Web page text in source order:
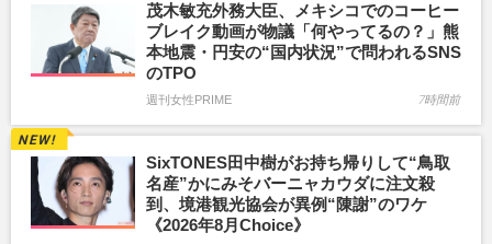
茂木敏充外務大臣、メキシコでのコーヒー
ブレイク動画が物議「何やってるの？」熊
本地震・円安の“国内状況”で問われるSNS
のTPO
週刊女性PRIME 7時間前
SixTONES田中樹がお持ち帰りして“鳥取
名産”かにみそバーニャカウダに注文殺
到、境港観光協会が異例“陳謝”のワケ
《2026年8月Choice》